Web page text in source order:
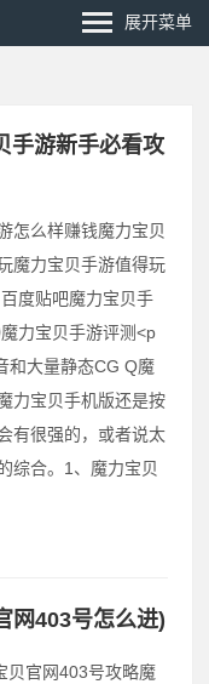
展开菜单
手游新手必看攻
怎么样赚钱魔力宝贝
魔力宝贝手游值得玩
度贴吧魔力宝贝手
力宝贝手游评测˂p
和大量静态CG Q魔
力宝贝手机版还是按
有很强的，或者说太
综合。1、魔力宝贝
网403号怎么进)
贝官网403号攻略魔